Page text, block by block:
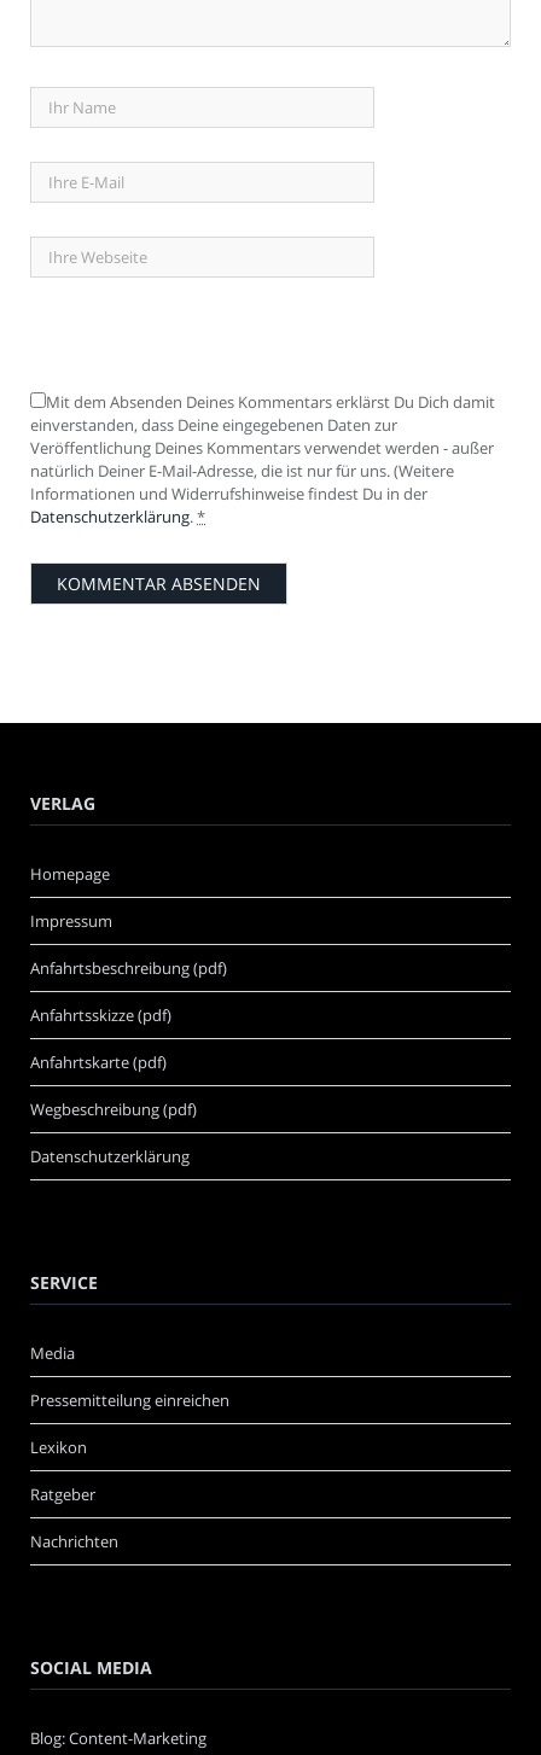
Mit dem Absenden Deines Kommentars erklärst Du Dich damit
einverstanden, dass Deine eingegebenen Daten zur
Veröffentlichung Deines Kommentars verwendet werden - außer
natürlich Deiner E-Mail-Adresse, die ist nur für uns. (Weitere
Informationen und Widerrufshinweise findest Du in der
Datenschutzerklärung.*
VERLAG
Homepage
Impressum
Anfahrtsbeschreibung (pdf)
Anfahrtsskizze (pdf)
Anfahrtskarte (pdf)
Wegbeschreibung (pdf)
Datenschutzerklärung
SERVICE
Media
Pressemitteilung einreichen
Lexikon
Ratgeber
Nachrichten
SOCIAL MEDIA
Blog: Content-Marketing